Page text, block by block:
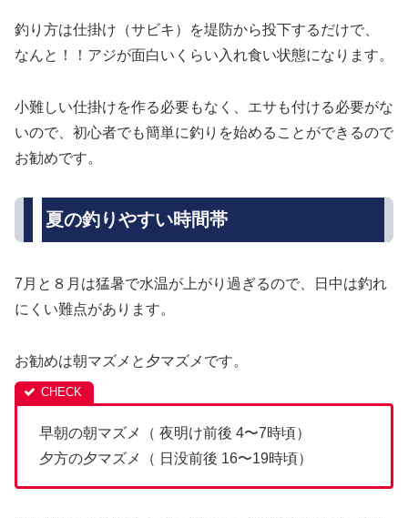
釣り方は仕掛け（サビキ）を堤防から投下するだけで、
なんと！！アジが面白いくらい入れ食い状態になります。
小難しい仕掛けを作る必要もなく、エサも付ける必要がな
いので、初心者でも簡単に釣りを始めることができるので
お勧めです。
夏の釣りやすい時間帯
7月と８月は猛暑で水温が上がり過ぎるので、日中は釣れ
にくい難点があります。
お勧めは朝マズメと夕マズメです。
早朝の朝マズメ（ 夜明け前後 4〜7時頃）
夕方の夕マズメ（ 日没前後 16〜19時頃）